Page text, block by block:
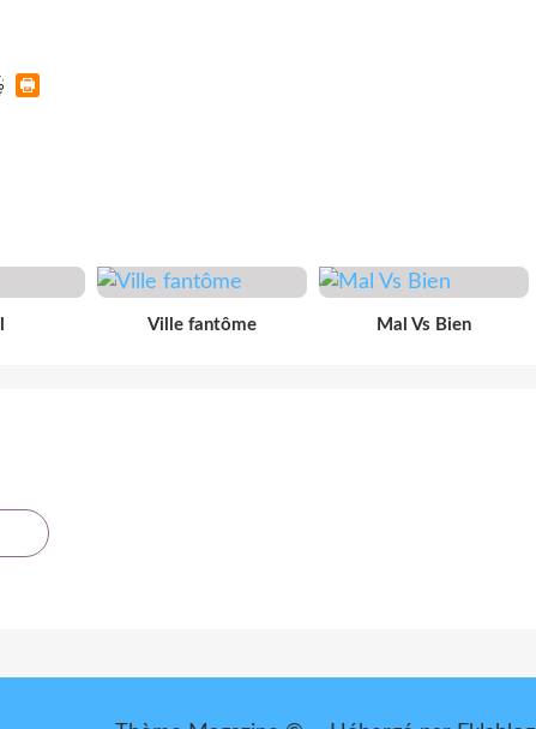
Ville fantôme Mal Vs Bien